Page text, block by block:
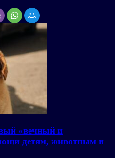
«вечный и
детям, животным и